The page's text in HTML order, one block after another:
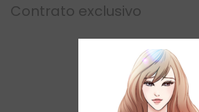
Contrato exclusivo